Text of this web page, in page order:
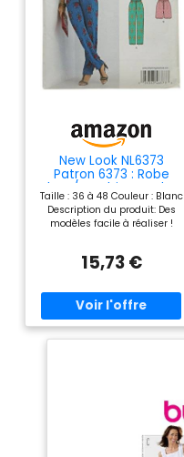
New Look NL6373
Patron 6373 : Robe
Short/Combi-Pantalon,
Blanc
Taille : 36 à 48 Couleur : Blanc
Description du produit: Des
modèles facile à réaliser !
et un combi-short avec
ou sans ceinture. Dimensions :
22 x 15 cm
15,73 €